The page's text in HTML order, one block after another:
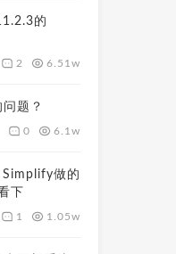
的
2 6.51w
题？
0 6.1w
Simplify做的
下
1 1.05w